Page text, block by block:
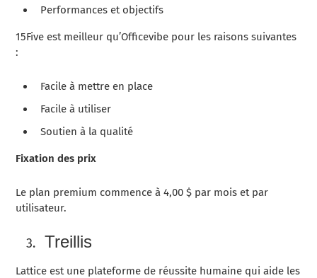
Performances et objectifs
15Five est meilleur qu’Officevibe pour les raisons suivantes
:
Facile à mettre en place
Facile à utiliser
Soutien à la qualité
Fixation des prix
Le plan premium commence à 4,00 $ par mois et par
utilisateur.
Treillis
Lattice est une plateforme de réussite humaine qui aide les